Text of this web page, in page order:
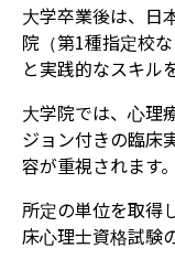
大学卒業後は、日
院（第1種指定校
と実践的なスキル
大学院では、心理
ジョン付きの臨床
容が重視されます。
所定の単位を取得
床心理士資格試験